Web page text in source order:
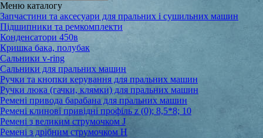
Меню каталогу
Запчастини та аксесуари для пральних і сушильних машин
Підшипники та ремкомплекти
Конденсатори 450в
Кришка бака, полубак
Сальники v-ring
Сальники для пральних машин
Ручки та кнопки керування для пральних машин
Ручки люка (гачки, клямки) для пральних машин
Ремені привода барабана для пральних машин
Ремені клинові привідні профіль z (0); 8,5*8; 10
Ремені з великим струмочком J
Ремені з дрібним струмочком Н